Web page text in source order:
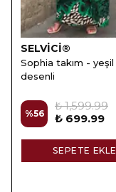
SELVİCİ®
Sophia takım - yeşil
desenli
%56
₺ 1,599.99
₺ 699.99
SEPETE EKLE